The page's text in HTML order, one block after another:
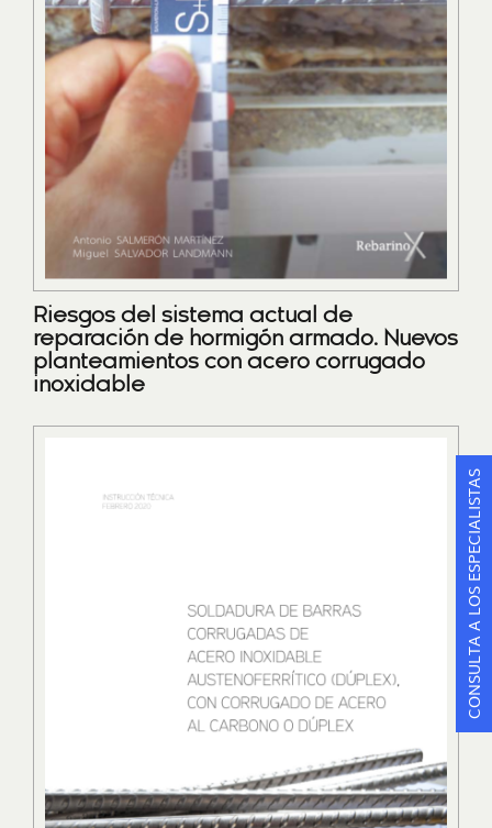
Riesgos del sistema actual de
reparación de hormigón armado. Nuevos
planteamientos con acero corrugado
inoxidable
CONSULTA A LOS ESPECIALISTAS